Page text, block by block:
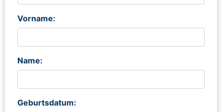
Vorname:
Name:
Geburtsdatum: